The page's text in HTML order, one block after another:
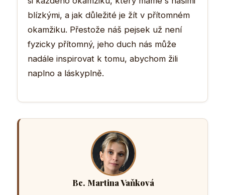
blízkými, a jak důležité je žít v přítomném
okamžiku. Přestože náš pejsek už není
fyzicky přítomný, jeho duch nás může
nadále inspirovat k tomu, abychom žili
naplno a láskyplně.
Bc. Martina Vaňková